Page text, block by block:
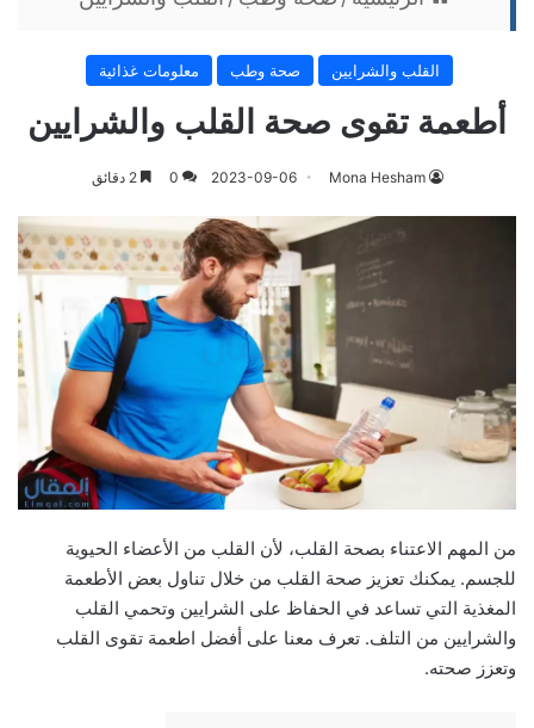
القلب والشرايين صحة وطب معلومات غذائية
أطعمة تقوى صحة القلب والشرايين
Mona Hesham
2023-09-06
0 2 دقائق
من المهم الاعتناء بصحة القلب، لأن القلب من الأعضاء الحيوية
للجسم. يمكنك تعزيز صحة القلب من خلال تناول بعض الأطعمة
المغذية التي تساعد في الحفاظ على الشرايين وتحمي القلب
والشرايين من التلف. تعرف معنا على أفضل اطعمة تقوى القلب
وتعزز صحته.